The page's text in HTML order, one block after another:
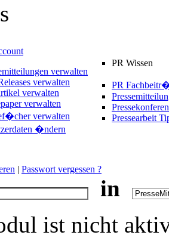
verwalten
verwalten
verwalten
verwalten
verwalten
�ndern
PR Wissen
PR
Pressearbeit
| Passwort vergessen ?
in
ist nicht